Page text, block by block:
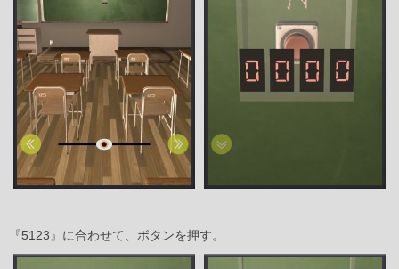
『5123』に合わせて、ボタンを押す。